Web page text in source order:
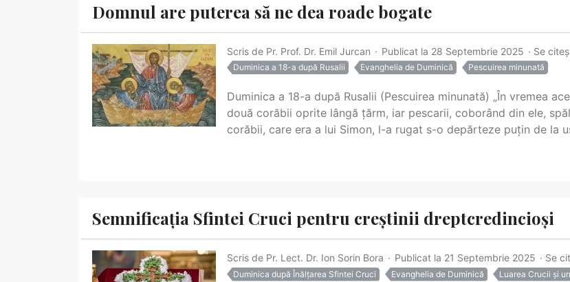
Domnul are puterea să ne dea roade bogate
Scris de Pr. Prof. Dr. Emil Jurcan Publicat la 28 Septembrie 2025 Se
Duminica a 18-a după Rusalii
Evanghelia de Duminică Pescuirea minunată
Duminica a 18-a după Rusalii (Pescuirea minunată) „În vremea
două corăbii oprite lângă țărm, iar pescarii, coborând din ele,
corăbii, care era a lui Simon, l-a rugat s-o depărteze puțin de la
Semnificația Sfintei Cruci pentru creștinii dreptcredincioși
Scris de Pr. Lect. Dr. Ion Sorin Bora Publicat la 21 Septembrie 2025 Se
Duminica după Înălțarea Sfintei Cruci
Evanghelia de Duminică Luarea Crucii și